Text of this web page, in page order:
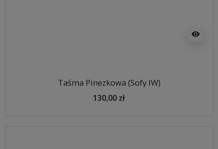
visibility
Taśma Pinezkowa (Sofy IW)
130,00 zł